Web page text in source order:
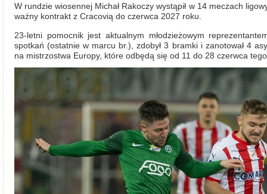
W rundzie wiosennej Michał Rakoczy wystąpił w 14 meczach
ważny kontrakt z Cracovią do czerwca 2027 roku.
23-letni pomocnik jest aktualnym młodzieżowym
spotkań (ostatnie w marcu br.), zdobył 3 bramki i zanotował 4
na mistrzostwa Europy, które odbędą się od 11 do 28 czerwca